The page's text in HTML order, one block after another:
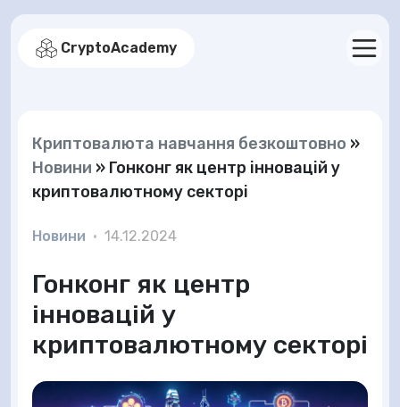
CryptoAcademy
Криптовалюта навчання безкоштовно »
Новини » Гонконг як центр інновацій у
криптовалютному секторі
Новини • 14.12.2024
Гонконг як центр
інновацій у
криптовалютному секторі